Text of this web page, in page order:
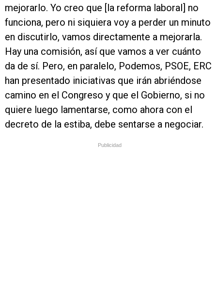
mejorarlo. Yo creo que [la reforma laboral] no
funciona, pero ni siquiera voy a perder un minuto
en discutirlo, vamos directamente a mejorarla.
Hay una comisión, así que vamos a ver cuánto
da de sí. Pero, en paralelo, Podemos, PSOE, ERC
han presentado iniciativas que irán abriéndose
camino en el Congreso y que el Gobierno, si no
quiere luego lamentarse, como ahora con el
decreto de la estiba, debe sentarse a negociar.
Publicidad